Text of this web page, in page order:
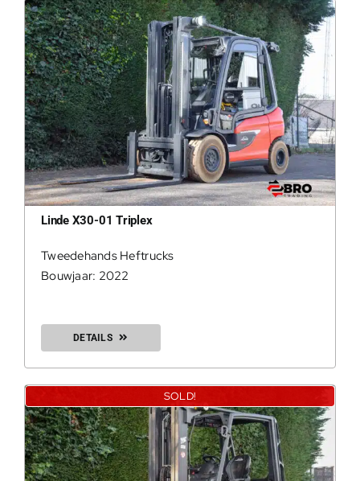
Linde X30-01 Triplex
Tweedehands Heftrucks
Bouwjaar: 2022
DETAILS
SOLD!